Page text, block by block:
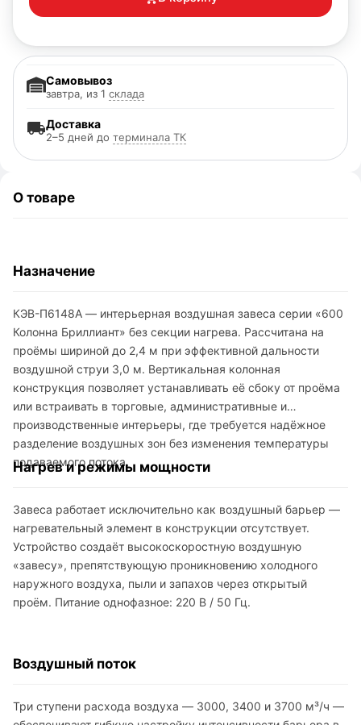
Доставка
2–5 дней до терминала ТК
Самовывоз
завтра, из 1 склада
О товаре
Назначение
КЭВ-П6148A — интерьерная воздушная завеса серии «600
Колонна Бриллиант» без секции нагрева. Рассчитана на
проёмы шириной до 2,4 м при эффективной дальности
воздушной струи 3,0 м. Вертикальная колонная
конструкция позволяет устанавливать её сбоку от проёма
или встраивать в торговые, административные и
производственные интерьеры, где требуется надёжное
разделение воздушных зон без изменения температуры
подаваемого потока.
Нагрев и режимы мощности
Завеса работает исключительно как воздушный барьер —
нагревательный элемент в конструкции отсутствует.
Устройство создаёт высокоскоростную воздушную
«завесу», препятствующую проникновению холодного
наружного воздуха, пыли и запахов через открытый
проём. Питание однофазное: 220 В / 50 Гц.
Воздушный поток
Три ступени расхода воздуха — 3000, 3400 и 3700 м³/ч —